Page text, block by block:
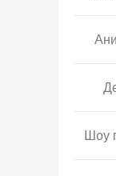
Шоу